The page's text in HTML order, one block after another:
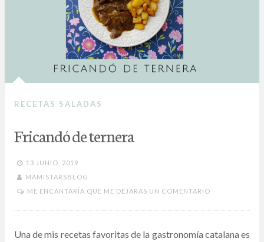
RECETAS SALADAS
Fricandó de ternera
13 JUNIO, 2019
MAMISTARSBLOG
ME ENCANTARÍA QUE ME DEJARAS UN COMENTARIO
Una de mis recetas favoritas de la gastronomía catalana es